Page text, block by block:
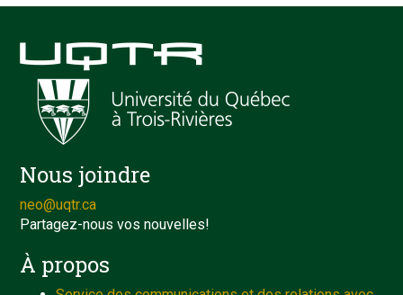
Nous joindre
neo@uqtr.ca
Partagez-nous vos nouvelles!
À propos